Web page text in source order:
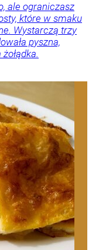
ale ograniczasz
które w smaku
Wystarczą trzy
pyszna,